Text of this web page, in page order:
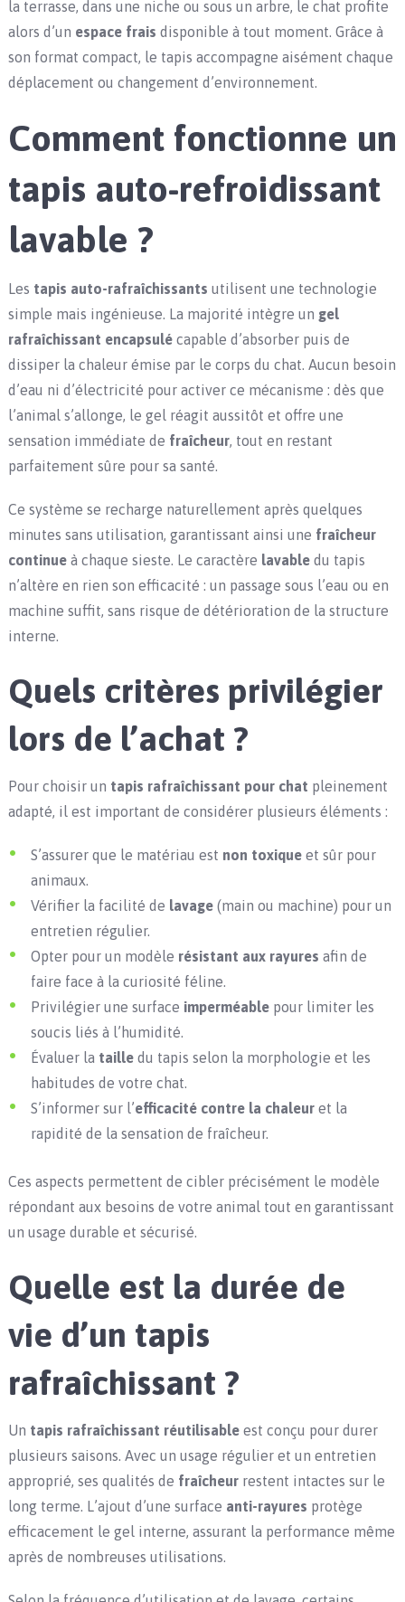
la terrasse, dans une niche ou sous un arbre, le chat profite
alors d’un espace frais disponible à tout moment. Grâce à
son format compact, le tapis accompagne aisément chaque
déplacement ou changement d’environnement.
Comment fonctionne un
tapis auto-refroidissant
lavable ?
Les tapis auto-rafraîchissants utilisent une technologie
simple mais ingénieuse. La majorité intègre un gel
rafraîchissant encapsulécapable d’absorber puis de
dissiper la chaleur émise par le corps du chat. Aucun besoin
d’eau ni d’électricité pour activer ce mécanisme : dès que
l’animal s’allonge, le gel réagit aussitôt et offre une
sensation immédiate de fraîcheur, tout en restant
parfaitement sûre pour sa santé.
Ce système se recharge naturellement après quelques
minutes sans utilisation, garantissant ainsi une fraîcheur
continueà chaque sieste. Le caractère lavabledu tapis
n’altère en rien son efficacité : un passage sous l’eau ou en
machine suffit, sans risque de détérioration de la structure
interne.
Quels critères privilégier
lors de l’achat ?
Pour choisir un tapis rafraîchissant pour chat pleinement
adapté, il est important de considérer plusieurs éléments :
S’assurer que le matériau est non toxiqueet sûr pour
animaux.
Vérifier la facilité de lavage(main ou machine) pour un
entretien régulier.
Opter pour un modèle résistant aux rayures afin de
faire face à la curiosité féline.
Privilégier une surface imperméablepour limiter les
soucis liés à l’humidité.
Évaluer la tailledu tapis selon la morphologie et les
habitudes de votre chat.
S’informer sur l’efficacité contre la chaleuret la
rapidité de la sensation de fraîcheur.
Ces aspects permettent de cibler précisément le modèle
répondant aux besoins de votre animal tout en garantissant
un usage durable et sécurisé.
Quelle est la durée de
vie d’un tapis
rafraîchissant ?
Un tapis rafraîchissant réutilisableest conçu pour durer
plusieurs saisons. Avec un usage régulier et un entretien
approprié, ses qualités de fraîcheurrestent intactes sur le
long terme. L’ajout d’une surface anti-rayures protège
efficacement le gel interne, assurant la performance même
après de nombreuses utilisations.